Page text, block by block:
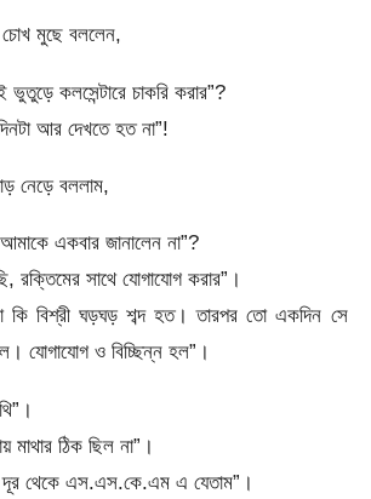
চোখ মুছে বললেন,
কলসেন্টারে চাকরি করার”?
আর দেখতে হত না”!
নেড়ে বললাম,
একবার জানালেন না”?
রক্তিমের সাথে যোগাযোগ করার”।
বিশ্রী ঘড়ঘড় শব্দ হত। তারপর তো একদিন সে
যোগাযোগ ও বিচ্ছিন্ন হল”।
মাথার ঠিক ছিল না”।
থেকে এস.এস.কে.এম এ যেতাম”।